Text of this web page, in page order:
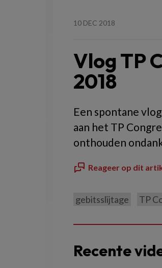
10 DEC 2018
Vlog TP
2018
Een spontane
aan het TP
onthouden
Reageer op dit
gebitsslijtage TP
Recente